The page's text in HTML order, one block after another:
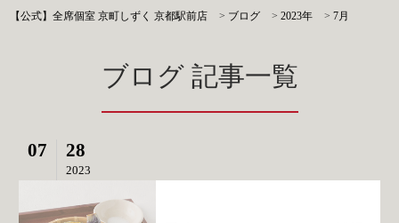
【公式】全席個室 京町しずく 京都駅前店 > ブログ >2023年 >7月
ブログ 記事一覧
07 28
2023